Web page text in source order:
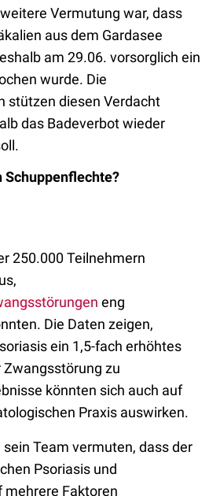
Vermutung war, dass
aus dem Gardasee
am 29.06. vorsorglich ein
wurde. Die
stützen diesen Verdacht
das Badeverbot wieder
Schuppenflechte?
250.000 Teilnehmern
eng
Die Daten zeigen,
ein 1,5-fach erhöhtes
Zwangsstörung zu
könnten sich auch auf
Praxis auswirken.
Team vermuten, dass der
Psoriasis und
Faktoren